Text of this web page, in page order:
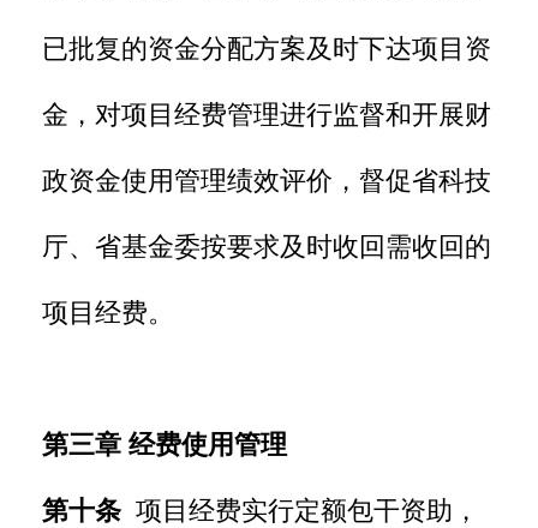
已批复的资金分配方案及时下达项目资
金，对项目经费管理进行监督和开展财
政资金使用管理绩效评价，督促省科技
厅、省基金委按要求及时收回需收回的
项目经费。
第三章 经费使用管理
第十条 项目经费实行定额包干资助，